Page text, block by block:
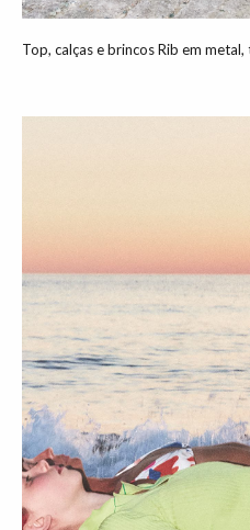
Top, calças e brincos Rib em metal,